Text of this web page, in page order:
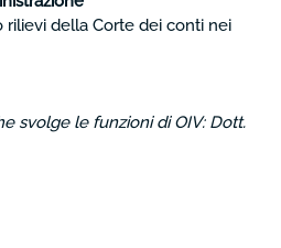
della Corte dei conti nei
le funzioni di OIV: Dott.